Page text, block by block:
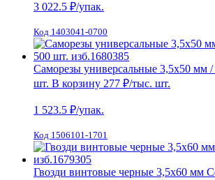
3 022.5 ₽/упак.
Код 1403041-0700
Саморезы универсальные 3,5х50 мм
шт. В корзину 277 ₽/тыс. шт.
1 523.5 ₽/упак.
Код 1506101-1701
Гвозди винтовые черные 3,5х60 мм